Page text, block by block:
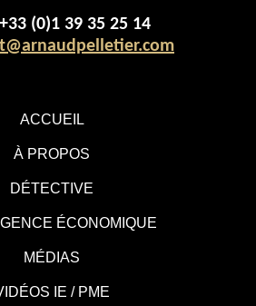
ACCUEIL
À PROPOS
DÉTECTIVE
ÉCONOMIQUE
MÉDIAS
IE / PME
+33 (0)1 39 35 25 14